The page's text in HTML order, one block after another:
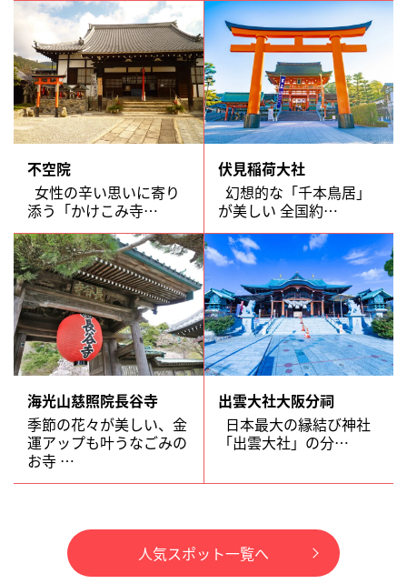
不空院
女性の辛い思いに寄り
添う「かけこみ寺…
伏見稲荷大社
幻想的な「千本鳥居」
が美しい 全国約…
海光山慈照院長谷寺
季節の花々が美しい、金
運アップも叶うなごみの
お寺 …
出雲大社大阪分祠
日本最大の縁結び神社
「出雲大社」の分…
人気スポット一覧へ